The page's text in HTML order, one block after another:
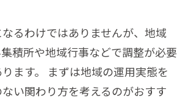
るわけではありませんが、地域
積所や地域行事などで調整が必要
ます。 まずは地域の運用実態を
い関わり方を考えるのがおすす